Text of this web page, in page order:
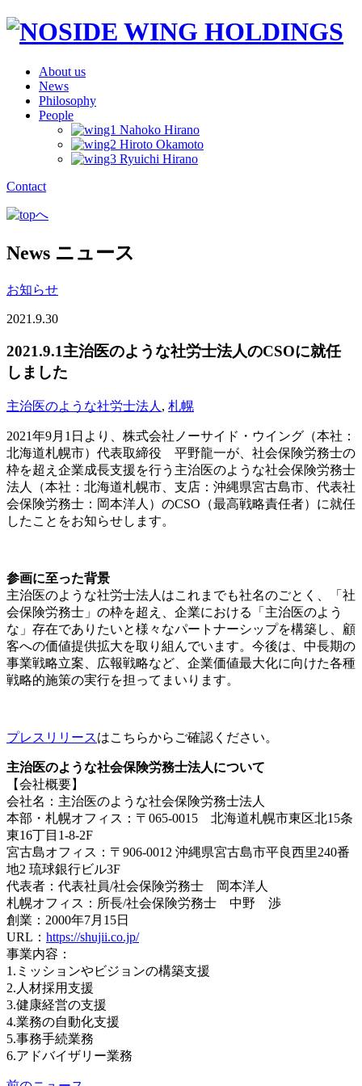
About us
News
Philosophy
People
Contact
News ニュース
お知らせ
2021.9.30
2021.9.1主治医のような社労士法人のCSOに就任
しました
主治医のような社労士法人 , 札幌
2021年9月1日より、株式会社ノーサイド・ウイング（本社：
北海道札幌市）代表取締役 平野龍一が、社会保険労務士の
枠を超え企業成長支援を行う主治医のような社会保険労務士
法人（本社：北海道札幌市、支店：沖縄県宮古島市、代表社
会保険労務士：岡本洋人）のCSO（最高戦略責任者）に就任
したことをお知らせします。
参画に至った背景
主治医のような社労士法人はこれまでも社名のごとく、「社
会保険労務士」の枠を超え、企業における「主治医のよう
な」存在でありたいと様々なパートナーシップを構築し、顧
客への価値提供拡大を取り組んでいます。今後は、中長期の
事業戦略立案、広報戦略など、企業価値最大化に向けた各種
戦略的施策の実行を担ってまいります。
プレスリリースはこちらからご確認ください。
主治医のような社会保険労務士法人について
【会社概要】
会社名：主治医のような社会保険労務士法人
本部・札幌オフィス：〒065-0015 北海道札幌市東区北15条
東16丁目1-8-2F
宮古島オフィス：〒906-0012 沖縄県宮古島市平良西里240番
地2 琉球銀行ビル3F
代表者：代表社員/社会保険労務士 岡本洋人
札幌オフィス：所長/社会保険労務士 中野 渉
創業：2000年7月15日
URL： https://shujii.co.jp/
事業内容：
1.ミッションやビジョンの構築支援
2.人材採用支援
3.健康経営の支援
4.業務の自動化支援
5.事務手続業務
6.アドバイザリー業務